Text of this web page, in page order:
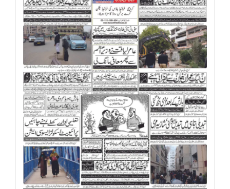
قومی
خبریں
کھیل
‎کرائم
ویڈیوز
سیاست
قومی